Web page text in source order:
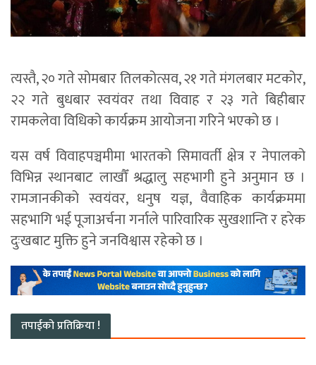
त्यस्तै, २० गते सोमबार तिलकोत्सव, २१ गते मंगलबार मटकोर,
२२ गते बुधबार स्वयंवर तथा विवाह र २३ गते बिहीबार
रामकलेवा विधिको कार्यक्रम आयोजना गरिने भएको छ ।
यस वर्ष विवाहपञ्चमीमा भारतको सिमावर्ती क्षेत्र र नेपालको
विभिन्न स्थानबाट लाखौँ श्रद्धालु सहभागी हुने अनुमान छ ।
रामजानकीको स्वयंवर, धनुष यज्ञ, वैवाहिक कार्यक्रममा
सहभागि भई पूजाअर्चना गर्नाले पारिवारिक सुखशान्ति र हरेक
दुःखबाट मुक्ति हुने जनविश्वास रहेको छ ।
तपाईको प्रतिक्रिया !